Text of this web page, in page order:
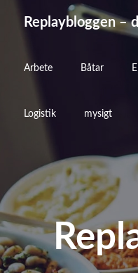
Replaybloggen –
Arbete Båtar
Logistik mysigt